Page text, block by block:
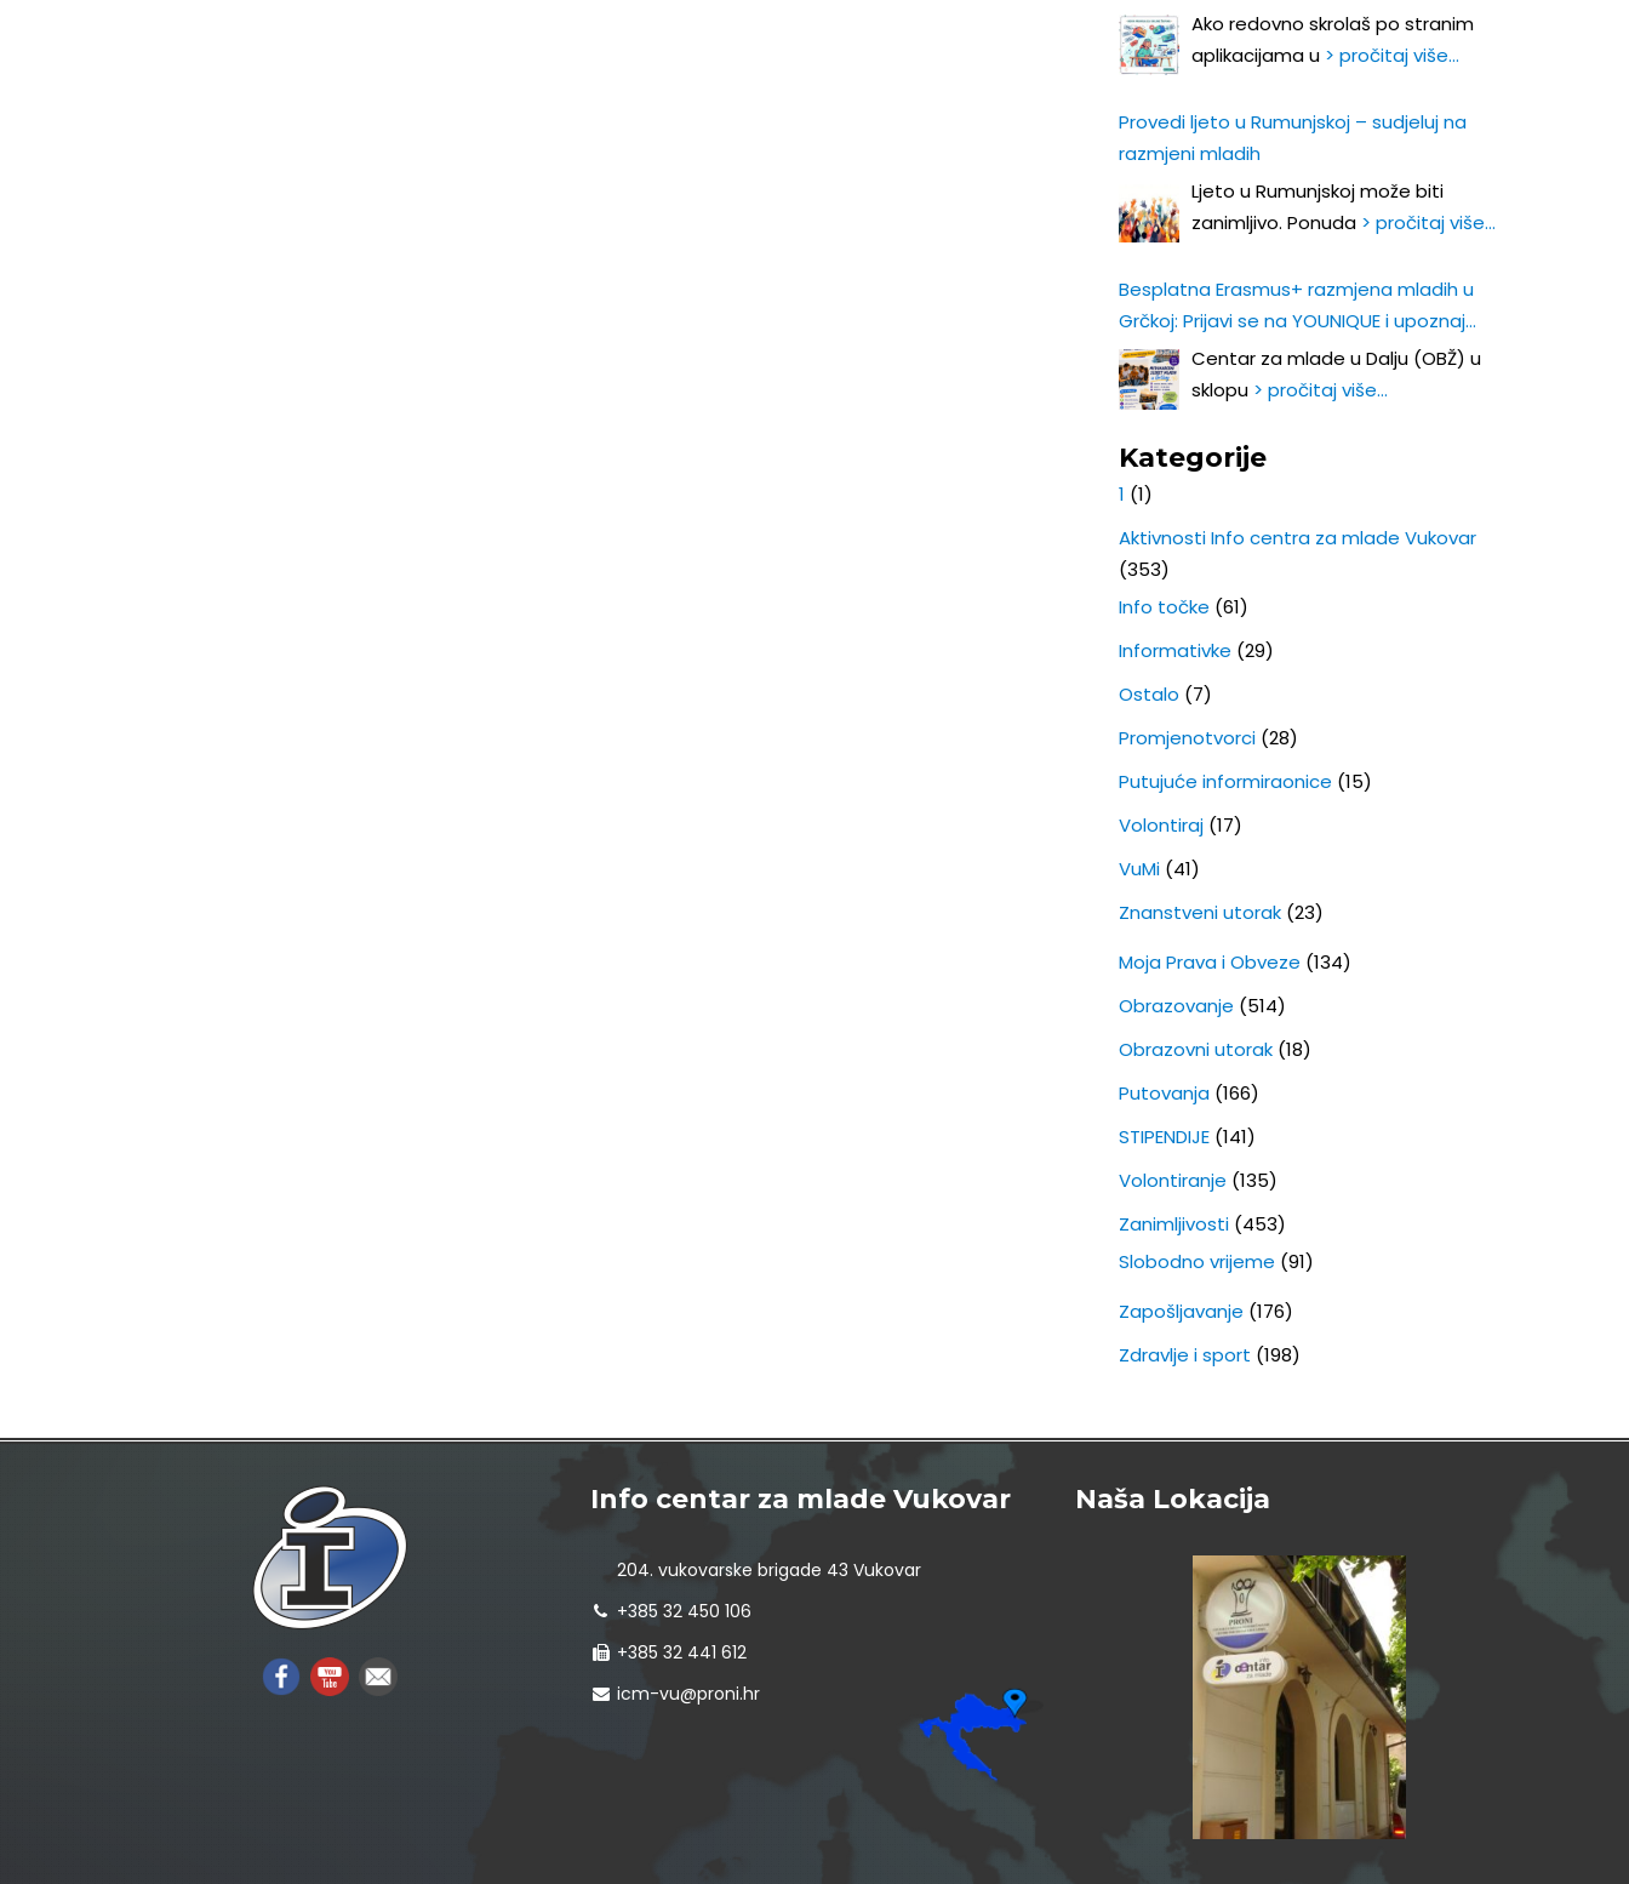
Ako redovno skrolaš po stranim
aplikacijama u > pročitaj više…
Provedi ljeto u Rumunjskoj – sudjeluj na
razmjeni mladih
Ljeto u Rumunjskoj može biti
zanimljivo. Ponuda > pročitaj više…
Besplatna Erasmus+ razmjena mladih u
Grčkoj: Prijavi se na YOUNIQUE i upoznaj
Europu iz prve ruke!
Centar za mlade u Dalju (OBŽ) u
sklopu > pročitaj više…
Kategorije
1 (1)
Aktivnosti Info centra za mlade Vukovar
(353)
Info točke (61)
Informativke (29)
Ostalo (7)
Promjenotvorci(28)
Putujuće informiraonice (15)
Volontiraj(17)
VuMi(41)
Znanstveni utorak(23)
Moja Prava i Obveze (134)
Obrazovanje (514)
Obrazovni utorak(18)
Putovanja(166)
STIPENDIJE(141)
Volontiranje (135)
Zanimljivosti(453)
Slobodno vrijeme (91)
Zapošljavanje (176)
Zdravlje i sport (198)
Info centar za mlade Vukovar
204. vukovarske brigade 43 Vukovar
+385 32 450 106
+385 32 441 612
icm-vu@proni.hr
Naša Lokacija